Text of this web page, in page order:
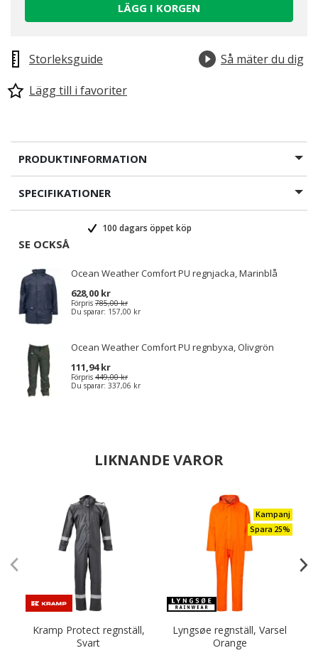
LÄGG I KORGEN
Storleksguide
Så mäter du dig
Lägg till i favoriter
PRODUKTINFORMATION
SPECIFIKATIONER
100 dagars öppet köp
SE OCKSÅ
Ocean Weather Comfort PU regnjacka, Marinblå
628,00 kr
Förpris 785,00 kr
Du sparar: 157,00 kr
Ocean Weather Comfort PU regnbyxa, Olivgrön
111,94 kr
Förpris 449,00 kr
Du sparar: 337,06 kr
LIKNANDE VAROR
Kramp Protect regnställ,
Svart
Kampanj
Spara 25%
Lyngsøe regnställ, Varsel
Orange